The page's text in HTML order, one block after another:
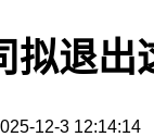
拟退出
12-3